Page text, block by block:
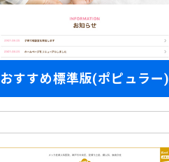
おすすめ標準版(ポピュラー)